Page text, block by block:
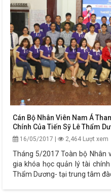
Cán Bộ Nhân Viên Nam Á
Chính Của Tiến Sỹ Lê Thẩm
16/05/2017 | 2,464 Lượt xem
Tháng 5/2017 Toàn bộ Nhân
gia khóa học quản lý tài
Thẩm Dương- tại trung tâm